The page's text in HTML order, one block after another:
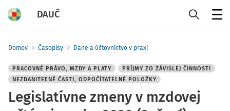
DAUČ
Domov Časopisy Dane a účtovníctvo v praxi
PRACOVNÉ PRÁVO, MZDY A PLATY
PRÍJMY ZO ZÁVISLEJ ČINNOSTI
NEZDANITEĽNÉ ČASTI, ODPOČÍTATEĽNÉ POLOŽKY
Legislatívne zmeny v mzdovej